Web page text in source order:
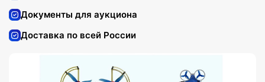
Документы для аукциона
Доставка по всей России